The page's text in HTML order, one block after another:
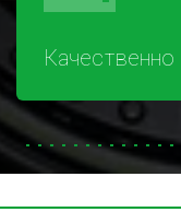
Качественно